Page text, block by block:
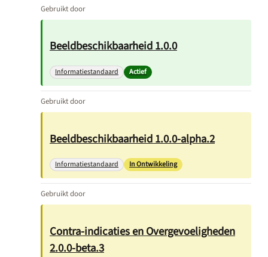
Gebruikt door
Beeldbeschikbaarheid 1.0.0
Informatiestandaard Actief
Gebruikt door
Beeldbeschikbaarheid 1.0.0-alpha.2
Informatiestandaard In Ontwikkeling
Gebruikt door
Contra-indicaties en Overgevoeligheden
2.0.0-beta.3